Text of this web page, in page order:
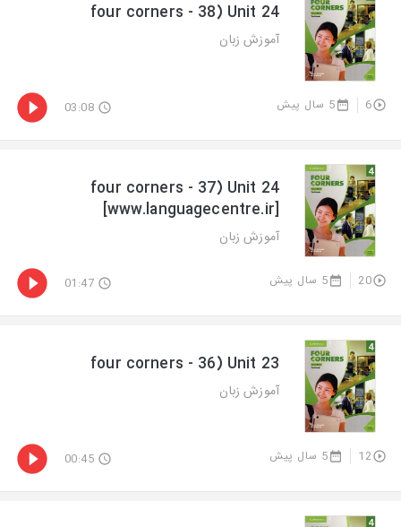
four corners - 38) Unit 24
آموزش زبان
6 5 سال پیش 03:08
four corners - 37) Unit 24
[www.languagecentre.ir]
آموزش زبان
20 5 سال پیش 01:47
four corners - 36) Unit 23
آموزش زبان
12 5 سال پیش 00:45